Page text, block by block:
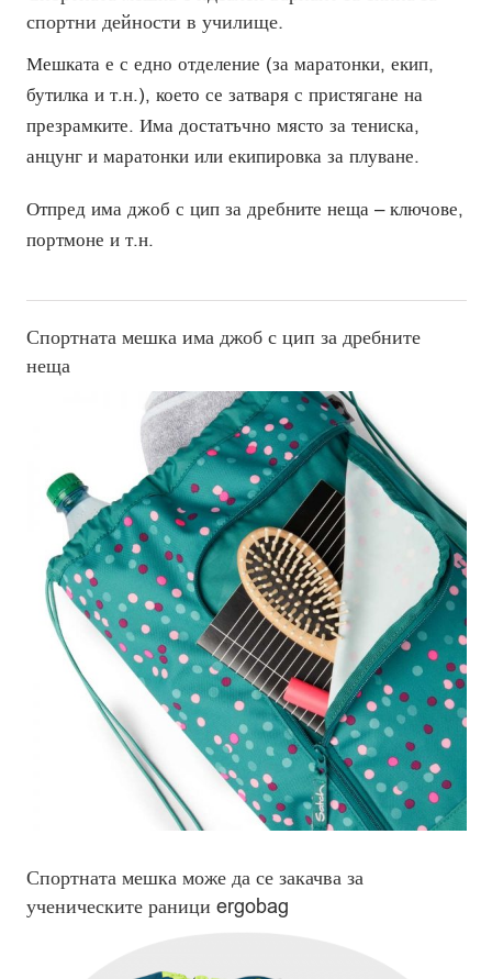
спортни дейности в училище.
Мешката е с едно отделение (за маратонки, екип,
бутилка и т.н.), което се затваря с пристягане на
презрамките. Има достатъчно място за тениска,
анцунг и маратонки или екипировка за плуване.
Отпред има джоб с цип за дребните неща – ключове,
портмоне и т.н.
Спортната мешка има джоб с цип за дребните
неща
Спортната мешка може да се закачва за
ученическите раници ergobag